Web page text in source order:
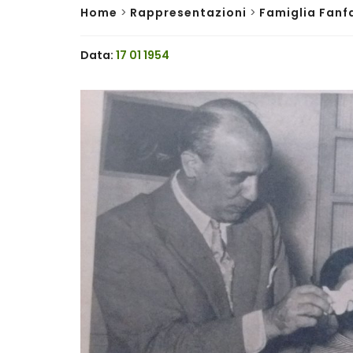
Home > Rappresentazioni > Famiglia
Data: 17 01 1954